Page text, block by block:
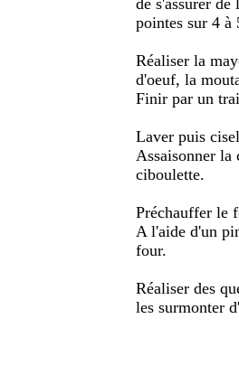
pointes sur 4 à
Réaliser la
d'oeuf, la
Finir par un
Laver puis
Assaisonner la
ciboulette.
Préchauffer le
A l'aide d'un
four.
Réaliser des
les surmonter